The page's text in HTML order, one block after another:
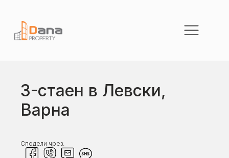
3-стаен в Левски,
Варна
Сподели чрез: